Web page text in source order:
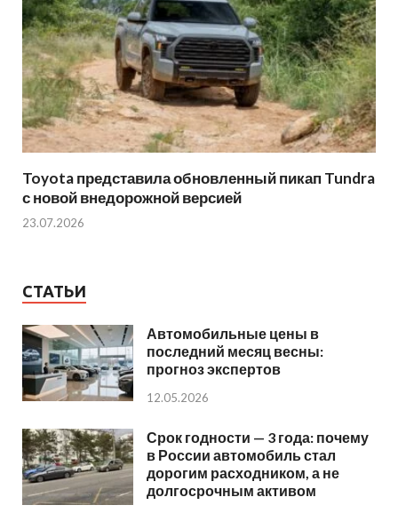
Toyota представила обновленный пикап Tundra
с новой внедорожной версией
23.07.2026
СТАТЬИ
Автомобильные цены в
последний месяц весны:
прогноз экспертов
12.05.2026
Срок годности — 3 года: почему
в России автомобиль стал
дорогим расходником, а не
долгосрочным активом